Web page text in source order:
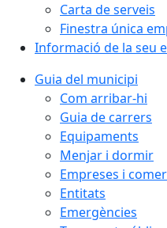
Carta de serveis
Finestra única
Informació de la seu
Guia del municipi
Com arribar-hi
Guia de carrers
Equipaments
Menjar i dormir
Empreses i
Entitats
Emergències